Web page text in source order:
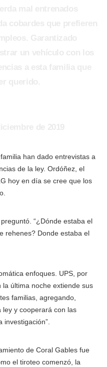
han dado entrevistas a
de la ley. Ordóñez, el
hoy en día se cree que los
“¿Dónde estaba el
rehenes? Donde estaba el
enfoques. UPS, por
última noche extiende sus
familias, agregando,
ley y cooperará con las
investigación”.
de Coral Gables fue
el tiroteo comenzó, la